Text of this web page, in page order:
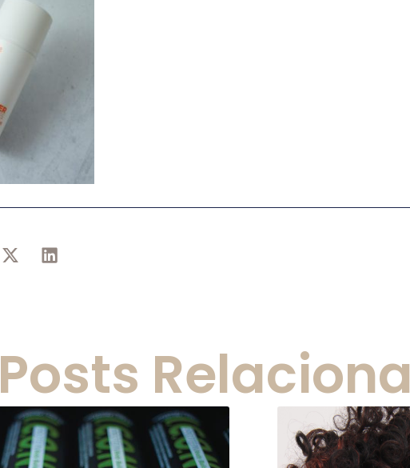
Posts